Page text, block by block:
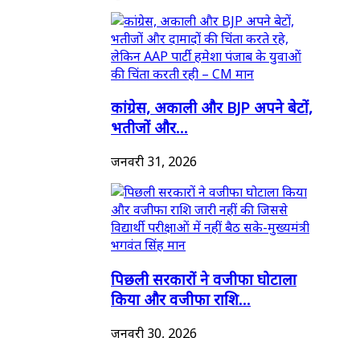
कांग्रेस, अकाली और BJP अपने बेटों,
भतीजों और...
जनवरी 31, 2026
पिछली सरकारों ने वजीफा घोटाला
किया और वजीफा राशि...
जनवरी 30, 2026